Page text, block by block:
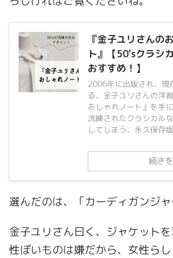
『金子ユリさんの
ト』【50'sクラシ
おすすめ！】
2006年に出版され、現
る、金子ユリさんの洋
おしゃれノート』を手
洗練されたクラシカル
してしまう、永久保存
続き
選んだのは、「カーディガンジャ
金子ユリさん曰く、ジャケット
性ぽいものは嫌だから、女性ら